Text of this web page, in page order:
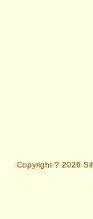
Copyright ? 2026